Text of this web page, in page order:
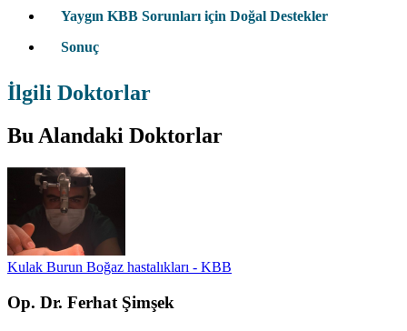
Yaygın KBB Sorunları için Doğal Destekler
Sonuç
İlgili Doktorlar
Bu Alandaki Doktorlar
Kulak Burun Boğaz hastalıkları - KBB
Op. Dr. Ferhat Şimşek